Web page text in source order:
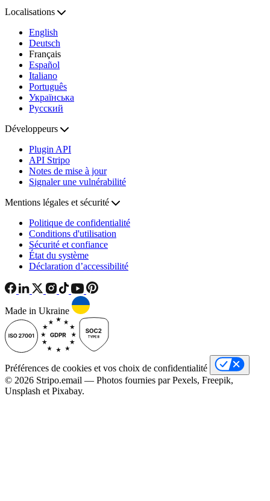
Localisations
English
Deutsch
Français
Español
Italiano
Português
Українська
Русский
Développeurs
Plugin API
API Stripo
Notes de mise à jour
Signaler une vulnérabilité
Mentions légales et sécurité
Politique de confidentialité
Conditions d'utilisation
Sécurité et confiance
État du système
Déclaration d’accessibilité
Made in Ukraine
Préférences de cookies et vos choix de confidentialité
© 2026 Stripо.email — Photos fournies par Pexels, Freepik,
Unsplash et Pixabay.